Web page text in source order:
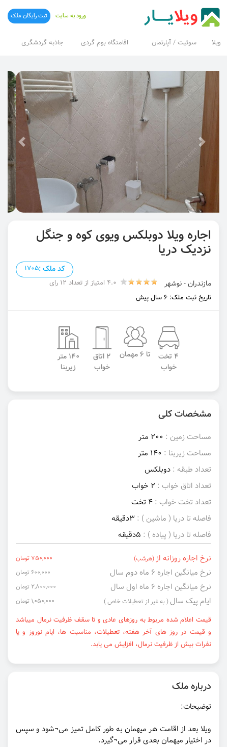
ویلا سوئیت / آپارتمان اقامتگاه بوم گردی جاذبه گردشگری
ورود به سایت ثبت رایگان ملک
اجاره ویلا دوبلکس ویوی کوه و جنگل
نزدیک دریا
کد ملک :1705
مازندران - نوشهر
4.0 امتیاز از تعداد 12 رای
تاریخ ثبت ملک: 6 سال پیش
4 تخت
خواب
تا 6 مهمان
2 اتاق
خواب
140 متر
زیربنا
مشخصات کلی
مساحت زمین : 200 متر
مساحت زیربنا : 140 متر
تعداد طبقه : دوبلکس
تعداد اتاق خواب : 2 خواب
تعداد تخت خواب : 4 تخت
فاصله تا دریا ( ماشین ) : 3دقیقه
فاصله تا دریا ( پیاده ) : 5دقیقه
نرخ اجاره روزانه از (هرشب) 750,000 تومان
نرخ میانگین اجاره ۶ ماه دوم سال 600,000 تومان
نرخ میانگین اجاره ۶ ماه اول سال 2,800,000 تومان
ایام پیک سال ( به غیر از تعطیلات خاص ) 1,050,000 تومان
قیمت اعلام شده مربوط به روزهای عادی و تا سقف ظرفیت نرمال میباشد
و قیمت در روز های آخر هفته، تعطیلات، مناسبت ها، ایام نوروز و یا
نفرات بیش از ظرفیت نرمال، افزایش می یابد.
درباره ملک
توضیحات:
ویلا بعد از اقامت هر میهمان به طور کامل تمیز می¬شود و سپس
در اختیار میهمان بعدی قرار می¬گیرد.